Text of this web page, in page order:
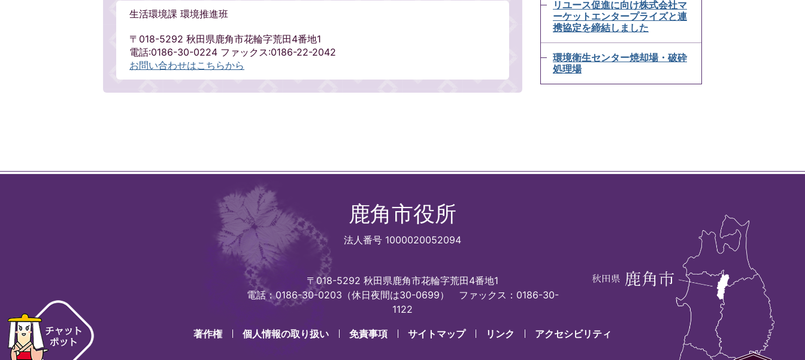
生活環境課 環境推進班
〒018-5292 秋田県鹿角市花輪字荒田4番地1
電話:0186-30-0224 ファックス:0186-22-2042
お問い合わせはこちらから
リユース促進に向け株式会社マ
ーケットエンタープライズと連
携協定を締結しました
環境衛生センター焼却場・破砕
処理場
鹿角市役所
法人番号 1000020052094
〒018-5292 秋田県鹿角市花輪字荒田4番地1
電話：0186-30-0203（休日夜間は30-0699）
ファックス：0186-30-
1122
著作権 個人情報の取り扱い 免責事項 サイトマップ リンク アクセシビリティ